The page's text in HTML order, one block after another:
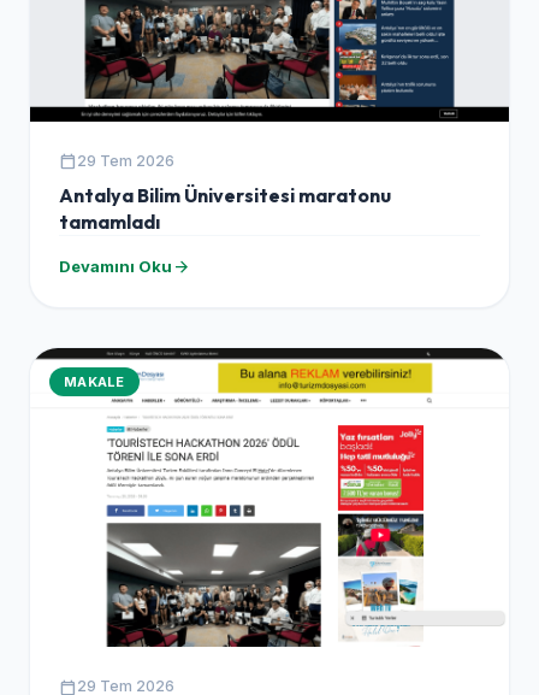
calendar_today 29 Tem 2026
Antalya Bilim Üniversitesi maratonu
tamamladı
Devamını Oku arrow_forward
MAKALE
calendar_today 29 Tem 2026